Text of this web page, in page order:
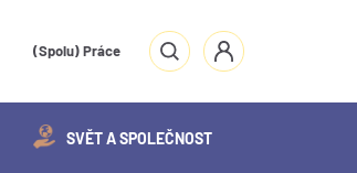
(Spolu) Práce
SVĚT A SPOLEČNOST